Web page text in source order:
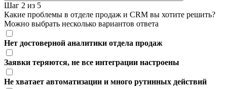
Шаг 2 из 5
Какие проблемы в отделе продаж и CRM вы хотите решить?
Можно выбрать несколько вариантов ответа
Нет достоверной аналитики отдела продаж
Заявки теряются, не все интеграции настроены
Не хватает автоматизации и много рутинных действий